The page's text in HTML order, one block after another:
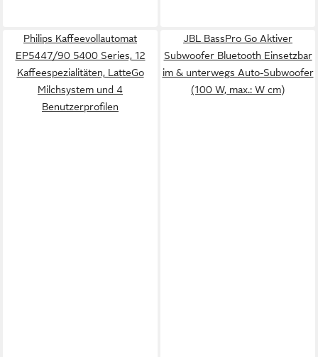
Philips Kaffeevollautomat
EP5447/90 5400 Series, 12
Kaffeespezialitäten, LatteGo
Milchsystem und 4
Benutzerprofilen
JBL BassPro Go Aktiver
Subwoofer Bluetooth Einsetzbar
im & unterwegs Auto-Subwoofer
(100 W, max.: W cm)